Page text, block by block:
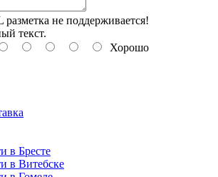
не поддерживается!
текст.
Хорошо
в Бресте
в Витебске